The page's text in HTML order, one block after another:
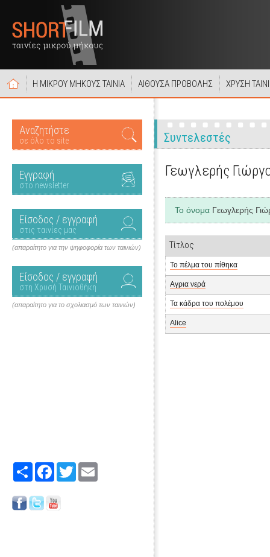
Η ΜΙΚΡΟΥ ΜΗΚΟΥΣ ΤΑΙΝΙΑ ΑΙΘΟΥΣΑ ΠΡΟΒΟΛΗΣ ΧΡΥΣΗ
Αναζητήστε
σε όλο το site
Εγγραφή
στο newsletter
Είσοδος / εγγραφή
στις ταινίες μας
(απαραίτητο για την ψηφοφορία των ταινιών)
Είσοδος / εγγραφή
στη Χρυσή Ταινιοθήκη
(απαραίτητο για το σχολιασμό των ταινιών)
Share FacebookTwitter
Συντελεστές
Γεωγλερής
Το όνομα Γεωγλερής
Τίτλος
Το πέλμα του πίθηκα
Αγρια νερά
Τα κάδρα του πολέμου
Alice